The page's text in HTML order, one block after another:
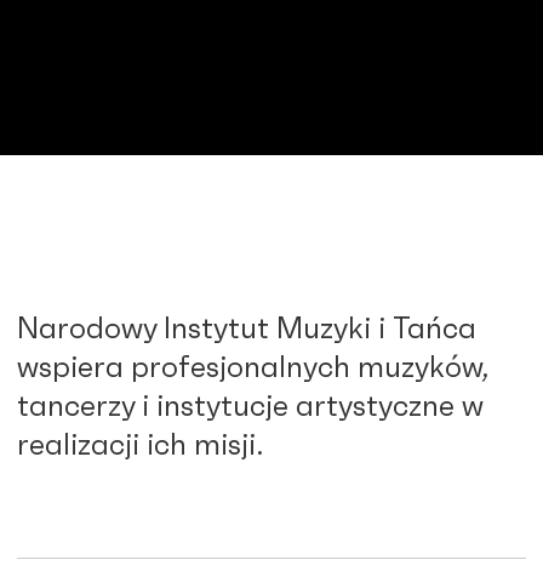
Narodowy Instytut Muzyki i Tańca
wspiera profesjonalnych muzyków,
tancerzy i instytucje artystyczne w
realizacji ich misji.